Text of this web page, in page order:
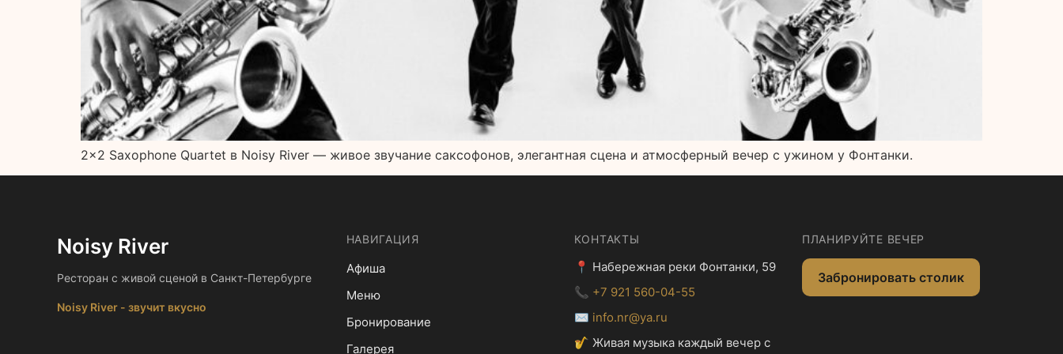
2×2 Saxophone Quartet в Noisy River — живое звучание саксофонов, элегантная сцена и атмосферный вечер с ужином у Фонтанки.
Noisy River
Ресторан с живой сценой в Санкт-Петербурге
Noisy River - звучит вкусно
НАВИГАЦИЯ
Афиша
Меню
Бронирование
Галерея
КОНТАКТЫ
📍 Набережная реки Фонтанки, 59
📞 +7 921 560-04-55
✉️ info.nr@ya.ru
🎷 Живая музыка каждый вечер с
ПЛАНИРУЙТЕ ВЕЧЕР
Забронировать столик